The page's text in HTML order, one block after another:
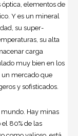
elementos de
Y es un mineral
su super-
su alta
carga
muy bien en los
un mercado que
y sofisticados.
Hay minas
80% de las